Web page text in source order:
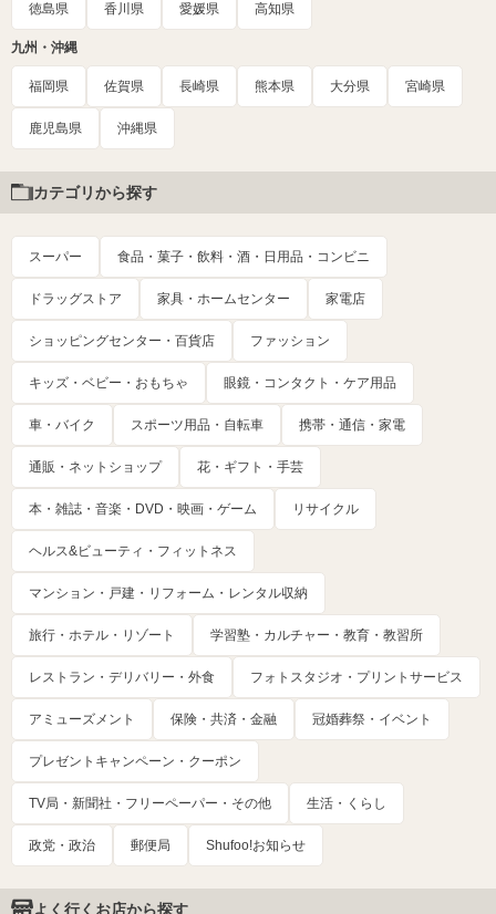
徳島県 香川県 愛媛県 高知県
九州・沖縄
福岡県 佐賀県 長崎県 熊本県 大分県 宮崎県
鹿児島県 沖縄県
カテゴリから探す
スーパー 食品・菓子・飲料・酒・日用品・コンビニ
ドラッグストア 家具・ホームセンター 家電店
ショッピングセンター・百貨店 ファッション
キッズ・ベビー・おもちゃ 眼鏡・コンタクト・ケア用品
車・バイク スポーツ用品・自転車 携帯・通信・家電
通販・ネットショップ 花・ギフト・手芸
本・雑誌・音楽・DVD・映画・ゲーム リサイクル
ヘルス&ビューティ・フィットネス
マンション・戸建・リフォーム・レンタル収納
旅行・ホテル・リゾート 学習塾・カルチャー・教育・教習所
レストラン・デリバリー・外食 フォトスタジオ・プリントサービス
アミューズメント 保険・共済・金融 冠婚葬祭・イベント
プレゼントキャンペーン・クーポン
TV局・新聞社・フリーペーパー・その他 生活・くらし
政党・政治 郵便局 Shufoo!お知らせ
よく行くお店から探す